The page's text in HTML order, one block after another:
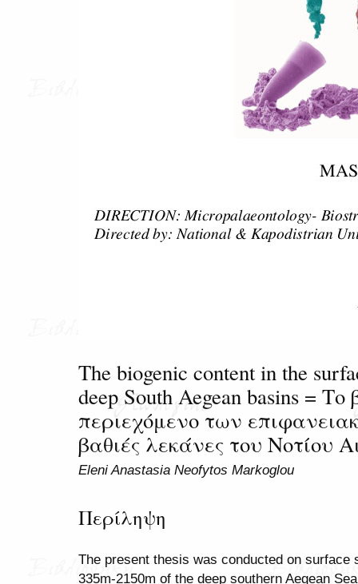
The biogenic content in the
deep South Aegean basins = Το
περιεχόμενο των
βαθιές λεκάνες του Νοτίου
Eleni Anastasia Neofytos Markoglou
Περίληψη
The present thesis was conducted on surface
335m-2150m of the deep southern Aegean